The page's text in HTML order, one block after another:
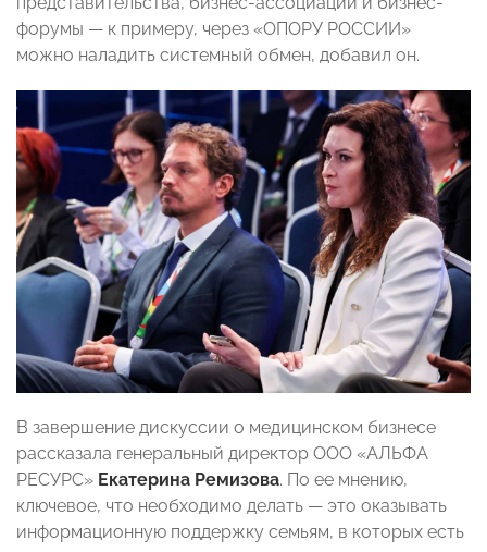
форумы — к примеру, через «ОПОРУ РОССИИ»
можно наладить системный обмен, добавил он.
В завершение дискуссии о медицинском бизнесе
рассказала генеральный директор ООО «АЛЬФА
РЕСУРС» Екатерина Ремизова. По ее мнению,
ключевое, что необходимо делать — это оказывать
информационную поддержку семьям, в которых есть